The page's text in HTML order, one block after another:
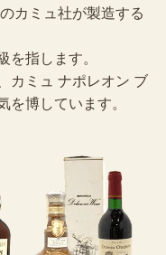
カミュ社が製造する
指します。
ミュ ナポレオン ブ
博しています。